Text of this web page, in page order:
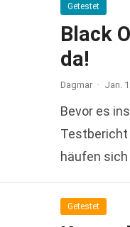
Getestet
Black
da!
Dagmar · Jan.
Bevor es
Testbericht
häufen
Getestet